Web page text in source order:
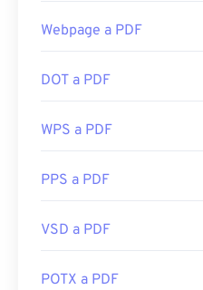
Webpage a PDF
DOT a PDF
WPS a PDF
PPS a PDF
VSD a PDF
POTX a PDF